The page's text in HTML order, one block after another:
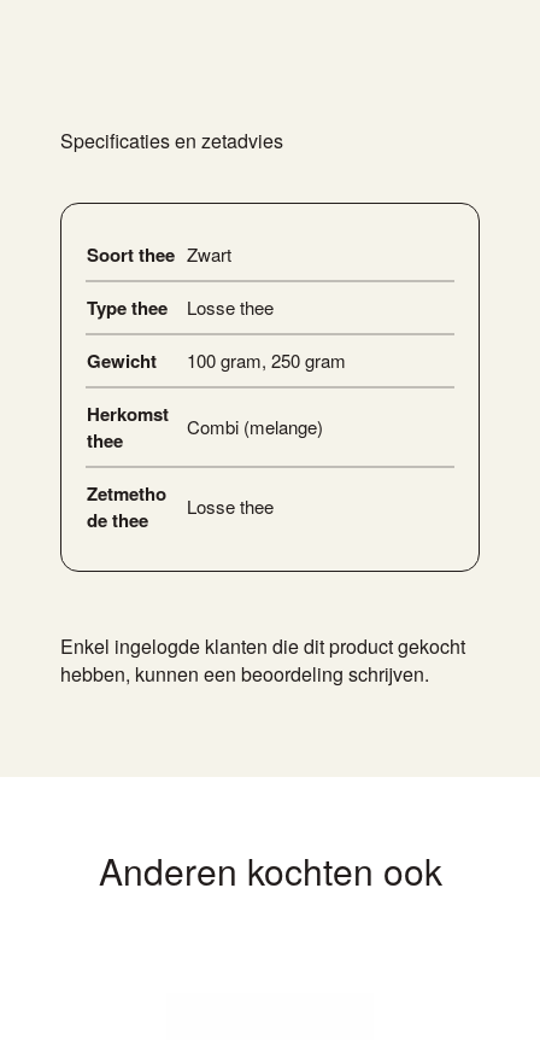
Enkel ingelogde klanten die dit product gekocht
hebben, kunnen een beoordeling schrijven.
Specificaties en zetadvies
Soort thee Zwart
Type thee Losse thee
Gewicht 100 gram, 250 gram
Herkomst
thee
Combi (melange)
Zetmetho
de thee
Losse thee
Anderen kochten ook